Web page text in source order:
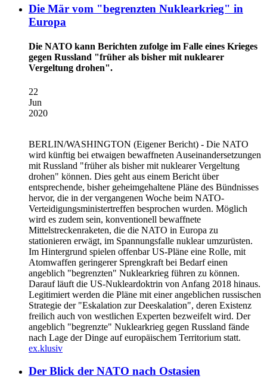
Die Mär vom "begrenzten Nuklearkrieg" in
Europa
Die NATO kann Berichten zufolge im Falle eines Krieges
gegen Russland "früher als bisher mit nuklearer
Vergeltung drohen".
22
Jun
2020
BERLIN/WASHINGTON (Eigener Bericht) - Die NATO
wird künftig bei etwaigen bewaffneten Auseinandersetzungen
mit Russland "früher als bisher mit nuklearer Vergeltung
drohen" können. Dies geht aus einem Bericht über
entsprechende, bisher geheimgehaltene Pläne des Bündnisses
hervor, die in der vergangenen Woche beim NATO-
Verteidigungsministertreffen besprochen wurden. Möglich
wird es zudem sein, konventionell bewaffnete
Mittelstreckenraketen, die die NATO in Europa zu
stationieren erwägt, im Spannungsfalle nuklear umzurüsten.
Im Hintergrund spielen offenbar US-Pläne eine Rolle, mit
Atomwaffen geringerer Sprengkraft bei Bedarf einen
angeblich "begrenzten" Nuklearkrieg führen zu können.
Darauf läuft die US-Nukleardoktrin von Anfang 2018 hinaus.
Legitimiert werden die Pläne mit einer angeblichen russischen
Strategie der "Eskalation zur Deeskalation", deren Existenz
freilich auch von westlichen Experten bezweifelt wird. Der
angeblich "begrenzte" Nuklearkrieg gegen Russland fände
nach Lage der Dinge auf europäischem Territorium statt.
ex.klusiv
Der Blick der NATO nach Ostasien